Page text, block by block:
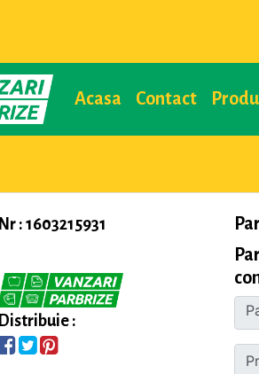
Acasa Contact
Nr : 1603215931
Distribuie :